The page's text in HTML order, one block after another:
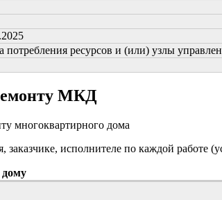
ресурсов и (или) узлы
МКД
многоквартирного дома
исполнителе по каждой работе